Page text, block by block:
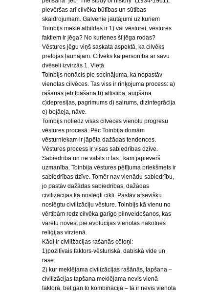
pievēršas arī cilvēka būtības un sūtības
skaidrojumam. Galvenie jautājumi uz kuriem
Toinbijs meklē atbildes ir 1) vai vēsturei, vēstures
faktiem ir jēga? No kurienes šī jēga rodas?
Vēstures jēgu viņš saskata aspektā, ka cilvēks
pretojas ļaunajam. Cilvēks kā personība ar savu
dvēseli izvirzās 1. Vietā.
Toinbijs nonācis pie secinājuma, ka nepastāv
vienotas cilvēces. Tas viss ir rinķojuma process: a)
rašanās jeb tpašana b) attīstība, augšana
c)depresijas, pagrimums d) sairums, dizintegrācija
e) bojāeja, nāve.
Toinbijs noliedz visas cilvēces vienotu progresu
vēstures procesā. Pēc Toinbija domām
vēsturniekam ir jāpēta dažādas tendences.
Vēstures process ir visas sabiedrības dzīve.
Sabiedrība un ne valsts ir tas , kam jāpievērš
uzmanība. Toinbija vēstures pētījuma priekšmets ir
sabiedrības dzīve. Tomēr nav vienādu sabiedrību,
jo pastāv dažādas sabiedrības, dažādas
civilizācijas kā noslēgti cikli. Pastāv atsevišķu
noslēgtu civilizāciju vēsture. Toinbijs kā vienu no
vērtībām redz cilvēka garīgo pilnveidošanos, kas
varētu novest pie evolūcijas vienotas nākotnes
reliģijas virzienā.
Kādi ir civiližacijas rašanās cēloņi:
1)pozitīvais faktors-vēsturiskā, dabiskā vide un
rase.
2) kur meklējama civilizācijas rašānās, tapšana –
civilizācijas tapšana meklējama nevis vienā
faktorā, bet gan to kombinācijā – tā ir nevis vienota